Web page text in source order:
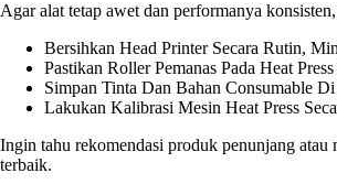
Agar alat tetap awet dan performanya
Bersihkan Head Printer Secara Rutin,
Pastikan Roller Pemanas Pada Heat
Simpan Tinta Dan Bahan Consumable
Lakukan Kalibrasi Mesin Heat Press
Ingin tahu rekomendasi produk penunjang atau
terbaik.